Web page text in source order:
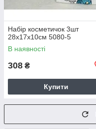
Набір косметичок 3шт
28х17х10см 5080-5
В наявності
308 ₴
Купити